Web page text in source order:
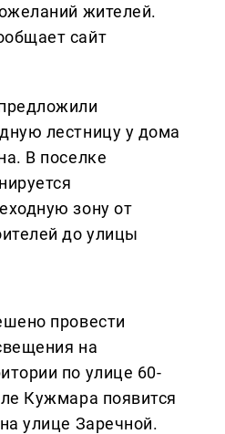
жителей.
сайт
лестницу у дома
В поселке
зону от
до улицы
провести
на
по улице 60-
Кужмара появится
улице Заречной.